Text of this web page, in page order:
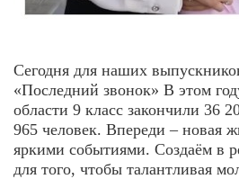
Сегодня для наших
«Последний звонок» В этом
области 9 класс закончили 36
965 человек. Впереди – новая
яркими событиями. Создаём в
для того, чтобы талантливая